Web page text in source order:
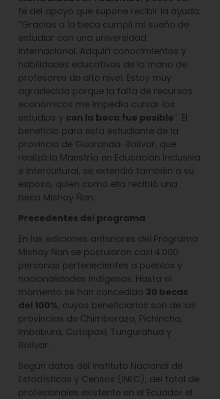
fe del apoyo que supone recibir la ayuda:
“Gracias a la beca cumplí mi sueño de
estudiar con una universidad
internacional. Adquirí conocimientos y
habilidades educativas de la mano de
profesores de alto nivel. Estoy muy
agradecida porque la falta de recursos
económicos me impedía cursar los
estudios y con la beca fue posible”. El
beneficio para esta estudiante de la
provincia de Guaranda-Bolívar, que
realizó la Maestría en Educación Inclusiva
e Intercultural, se extendió también a su
esposo, quien como ella recibió una
beca Mishay Ñan.
Precedentes del programa
En las ediciones anteriores del Programa
Mishay Ñan se postularon casi 4.000
personas pertenecientes a pueblos y
nacionalidades indígenas. Hasta el
momento se han concedido 30 becas
del 100%, cuyos beneficiarios son de las
provincias de Chimborazo, Pichincha,
Imbabura, Cotopaxi, Tungurahua y
Bolívar.
Según datos del Instituto Nacional de
Estadísticas y Censos (INEC), del total de
profesionales existente en el Ecuador el